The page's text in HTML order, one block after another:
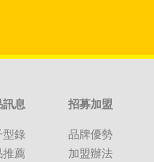
訊息
型錄
推薦
招募加盟
品牌優勢
加盟辦法